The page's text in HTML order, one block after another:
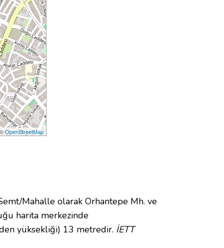
OpenStreetMap
Mahalle olarak Orhantepe Mh. ve
harita merkezinde
yüksekliği) 13 metredir. İETT